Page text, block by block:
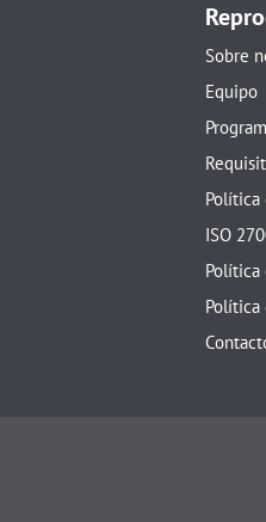
Sobre
Equipo
Política
ISO
Política
Política